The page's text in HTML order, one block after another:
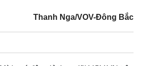
Xe máy
Thanh Nga/VOV-Đông Bắc